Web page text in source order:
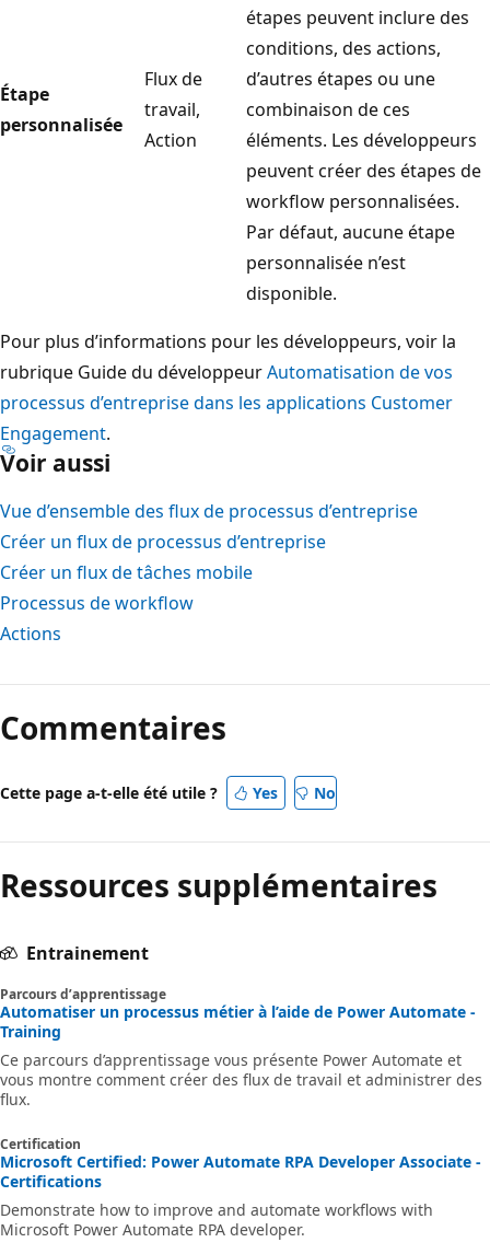
Étape
personnalisée
Flux de
travail,
Action
étapes peuvent inclure des
conditions, des actions,
d’autres étapes ou une
combinaison de ces
éléments. Les développeurs
peuvent créer des étapes de
workflow personnalisées.
Par défaut, aucune étape
personnalisée n’est
disponible.
Pour plus d’informations pour les développeurs, voir la
rubrique Guide du développeurAutomatisation de vos
processus d’entreprise dans les applications Customer
Engagement.
Voir aussi
Vue d’ensemble des flux de processus d’entreprise
Créer un flux de processus d’entreprise
Créer un flux de tâches mobile
Processus de workflow
Actions
Commentaires
Cette page a-t-elle été utile ? Yes No
Ressources supplémentaires
Entrainement
Parcours d’apprentissage
Automatiser un processus métier à l’aide de Power Automate -
Training
Ce parcours d’apprentissage vous présente Power Automate et
vous montre comment créer des flux de travail et administrer des
flux.
Certification
Microsoft Certified: Power Automate RPA Developer Associate -
Certifications
Demonstrate how to improve and automate workflows with
Microsoft Power Automate RPA developer.